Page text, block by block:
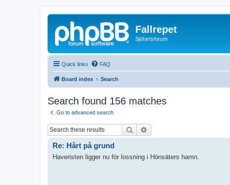
Fallrepet
Sjöfartsforum
Quick links FAQ
Board index Search
Search found 156 matches
Go to advanced search
Search
Re: Hårt på grund
Haveristen ligger nu för lossning i Hönsäters hamn.